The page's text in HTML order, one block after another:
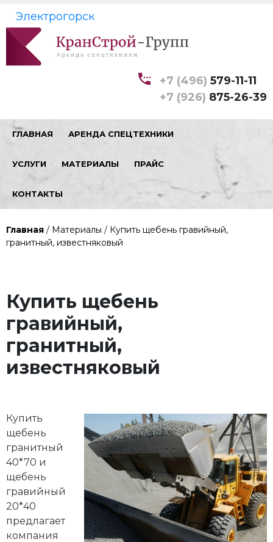
+7 (496) 579-11-11
+7 (926) 875-26-39
Электрогорск
ГЛАВНАЯ АРЕНДА СПЕЦТЕХНИКИ
УСЛУГИ МАТЕРИАЛЫ ПРАЙС
КОНТАКТЫ
Главная / Материалы / Купить щебень гравийный,
гранитный, известняковый
Купить щебень
гравийный,
гранитный,
известняковый
Купить
щебень
гранитный
40*70 и
щебень
гравийный
20*40
предлагает
компания